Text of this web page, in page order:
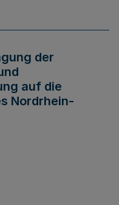
der
auf die
Nordrhein-